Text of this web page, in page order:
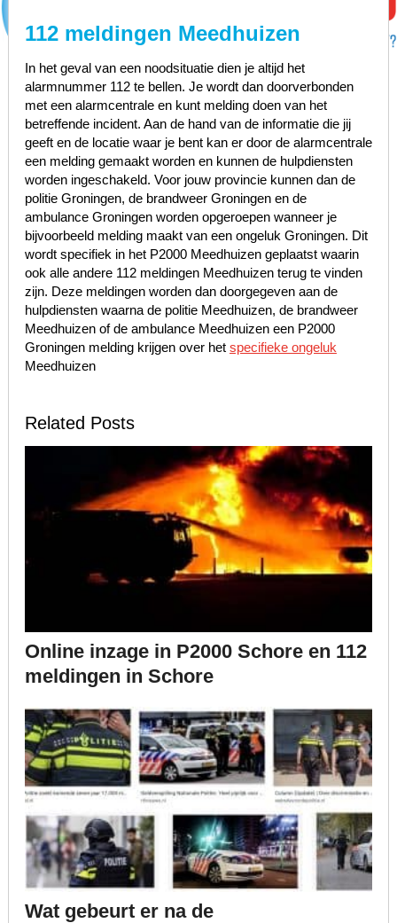
112 meldingen Meedhuizen
In het geval van een noodsituatie dien je altijd het
alarmnummer 112 te bellen. Je wordt dan doorverbonden
met een alarmcentrale en kunt melding doen van het
betreffende incident. Aan de hand van de informatie die jij
geeft en de locatie waar je bent kan er door de alarmcentrale
een melding gemaakt worden en kunnen de hulpdiensten
worden ingeschakeld. Voor jouw provincie kunnen dan de
politie Groningen, de brandweer Groningen en de
ambulance Groningen worden opgeroepen wanneer je
bijvoorbeeld melding maakt van een ongeluk Groningen. Dit
wordt specifiek in het P2000 Meedhuizen geplaatst waarin
ook alle andere 112 meldingen Meedhuizen terug te vinden
zijn. Deze meldingen worden dan doorgegeven aan de
hulpdiensten waarna de politie Meedhuizen, de brandweer
Meedhuizen of de ambulance Meedhuizen een P2000
Groningen melding krijgen over het specifieke ongeluk
Meedhuizen
Related Posts
Online inzage in P2000 Schore en 112
meldingen in Schore
Wat gebeurt er na de